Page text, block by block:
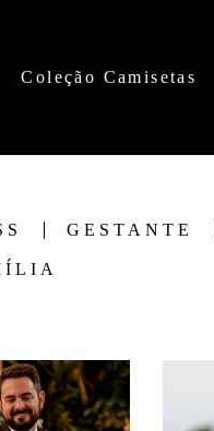
Coleção Camisetas
GESTANTE